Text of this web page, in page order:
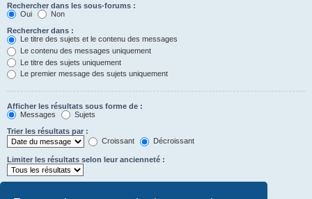
Rechercher dans les sous-forums :
Oui
Non
Rechercher dans :
Le titre des sujets et le contenu des messages
Le contenu des messages uniquement
Le titre des sujets uniquement
Le premier message des sujets uniquement
Afficher les résultats sous forme de :
Messages
Sujets
Trier les résultats par :
Croissant
Décroissant
Limiter les résultats selon leur ancienneté :